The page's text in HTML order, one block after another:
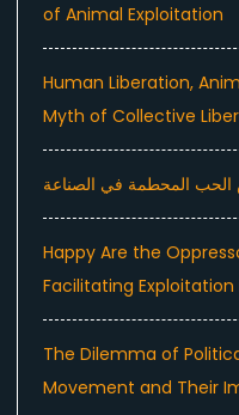
of Animal Exploitation
Human Liberation,
Myth of Collective
الحب المحطمة في الصناعة
Happy Are the
Facilitating
The Dilemma of
Movement and Their